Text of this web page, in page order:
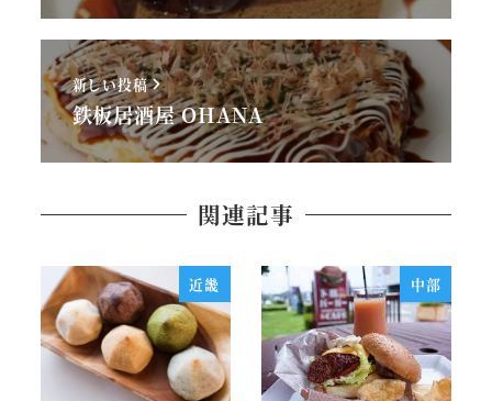
新しい投稿
鉄板居酒屋 OHANA
関連記事
近畿 中部